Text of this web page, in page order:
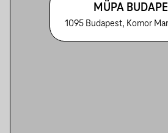
MÜPA
1095 Budapest, Komor